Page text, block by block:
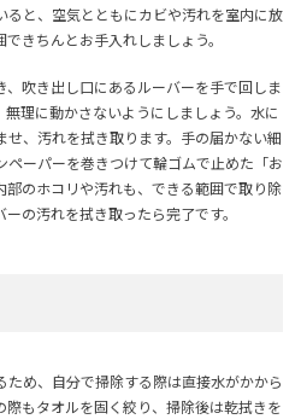
ると、空気とともにカビや汚れを室内に放
きちんとお手入れしましょう。
、吹き出し口にあるルーバーを手で回しま
理に動かさないようにしましょう。水に
、汚れを拭き取ります。手の届かない細
ペーパーを巻きつけて輪ゴムで止めた「お
のホコリや汚れも、できる範囲で取り除
の汚れを拭き取ったら完了です。
め、自分で掃除する際は直接水がかから
もタオルを固く絞り、掃除後は乾拭きを